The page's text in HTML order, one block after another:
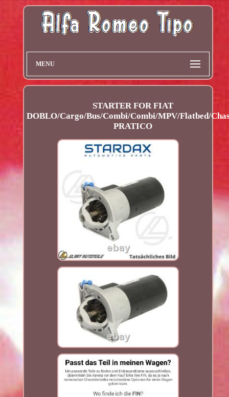
MENU
STARTER FOR FIAT
DOBLO/Cargo/Bus/Combi/Combi/MPV/Flatbed/
PRATICO